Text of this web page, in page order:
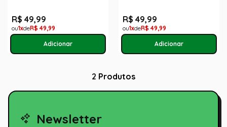
R$ 49,99
1 R$ 49,99
R$ 49,99
1 R$ 49,99
2 Produtos
Newsletter